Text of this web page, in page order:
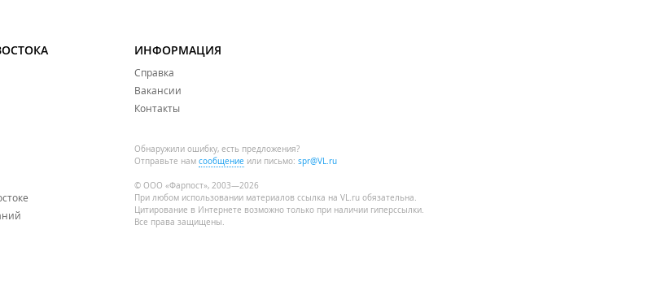
ИНФОРМАЦИЯ
Справка
Вакансии
Контакты
Обнаружили ошибку, есть предложения?
Отправьте нам сообщение или письмо: spr@VL.ru
© ООО «Фарпост», 2003—2026
При любом использовании материалов ссылка на VL.ru обязательна.
Цитирование в Интернете возможно только при наличии гиперссылки.
Все права защищены.